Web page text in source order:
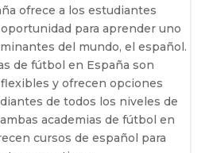
ofrece a los estudiantes
para aprender uno
del mundo, el español.
de fútbol en España son
y ofrecen opciones
de todos los niveles de
academias de fútbol en
cursos de español para